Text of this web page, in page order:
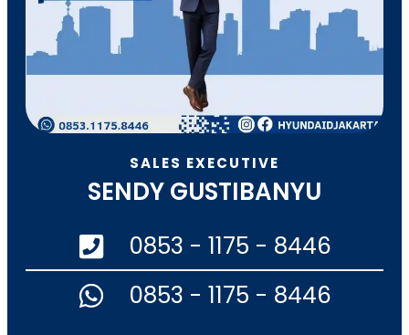
SALES EXECUTIVE
SENDY GUSTIBANYU
0853 - 1175 - 8446
0853 - 1175 - 8446